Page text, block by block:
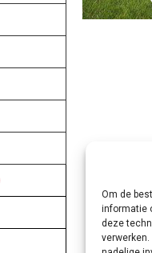
Om de
informatie
deze